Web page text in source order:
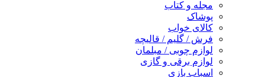
مجله و کتاب
پوشاک
کالای خواب
فرش / گلیم / قالیچه
لوازم چوبی / مبلمان
لوازم برقی و گازی
اسباب بازی